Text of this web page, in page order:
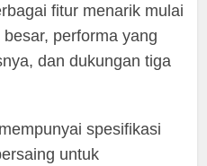
fitur menarik mulai
performa yang
dan dukungan tiga
spesifikasi
untuk